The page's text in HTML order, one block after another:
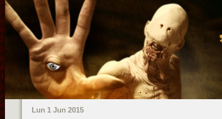
Lun 1 Jun 2015